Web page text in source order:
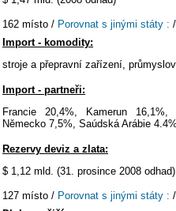
162 místo / Porovnat s jinými státy : /
Import - komodity:
stroje a přepravní zařízení,
Import - partneři:
Francie 20,4%, Kamerun
Německo 7,5%, Saúdská Arábie
Rezervy deviz a zlata:
$ 1,12 mld. (31. prosince 2008 odhad)
127 místo / Porovnat s jinými státy : /